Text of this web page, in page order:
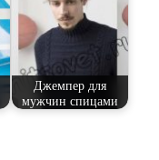
Джемпер для
мужчин спицами